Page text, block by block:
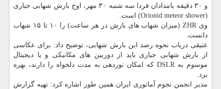
و ۳۰ دقیقه بامدادان فردا سه شنبه ۳۰ مهر، اوج بارش شهابی جباری
(Orionid meteor shower) است.
وی ZHR (میزان شهاب های بارش در هر ساعت) را ۱۰ تا ۱۵ شهاب
دانست.
عتیقی درباب نحوه رصد این بارش شهابی، توضیح داد: برای عكاسی
از بارش شهابی جباری باید از دوربین های مكانیكی و یا دیجیتال
موسوم به DSLR كه امكان نوردهی به مدت دلخواه را دارند، بهره
برد.
مدیر انجمن نجوم آماتوری ایران همین طور اشاره كرد: تهیه گزارش